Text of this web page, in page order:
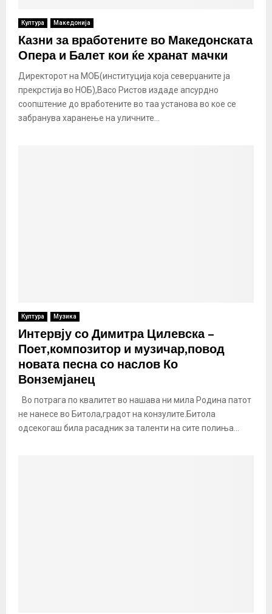
Култура Македонија
Казни за вработените во Македонската
Опера и Балет кои ќе хранат мачки
Директорот на МОБ(институција која северџаните ја
прекрстија во НОБ),Васо Ристов издаде апсурдно
соопштение до вработените во таа установа во кое се
забранува харанење на уличните...
Култура Музика
Интервју со Димитра Цилевска –
Поет,композитор и музичар,повод
новата песна со наслов Ко
Вонземјанец
Во потрага по квалитет во нашава ни мила Родина патот
не нанесе во Битола,градот на конзулите.Битола
одсекогаш била расадник за таленти на сите полиња...